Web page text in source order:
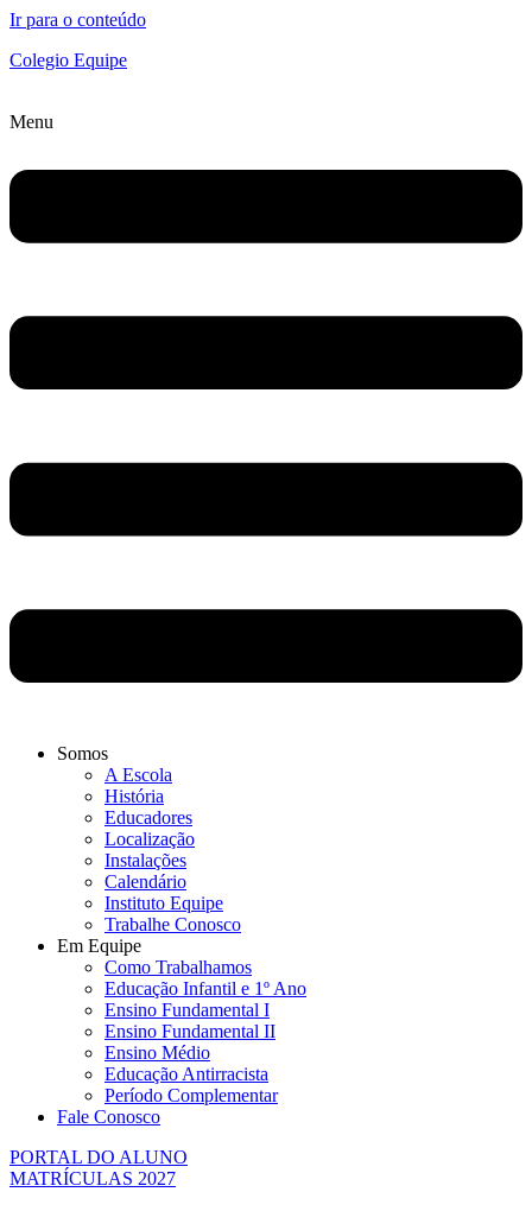
Ir para o conteúdo
Colegio Equipe
Menu
Somos
A Escola
História
Educadores
Localização
Instalações
Calendário
Instituto Equipe
Trabalhe Conosco
Em Equipe
Como Trabalhamos
Educação Infantil e 1º Ano
Ensino Fundamental I
Ensino Fundamental II
Ensino Médio
Educação Antirracista
Período Complementar
Fale Conosco
PORTAL DO ALUNO
MATRÍCULAS 2027